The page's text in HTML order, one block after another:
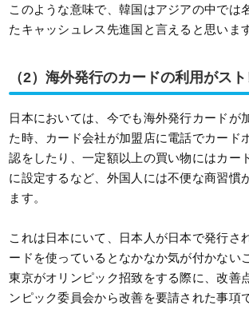
このような意味で、韓国はアジアの中では
たキャッシュレス先進国と言えると思います
（2）海外発行のカードの利用がス
日本においては、今でも海外発行カードが
た時、カード会社が加盟店に電話でカード
認をしたり、一定額以上の買い物にはカー
に設定するなど、外国人には不便な商習慣
ます。
これは日本にいて、日本人が日本で発行さ
ードを使っているとなかなか気が付かない
東京がオリンピック招致をする際に、改善
ンピック委員会から改善を要請された事項